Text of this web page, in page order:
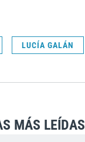
LUCÍA GALÁN
MÁS LEÍDAS